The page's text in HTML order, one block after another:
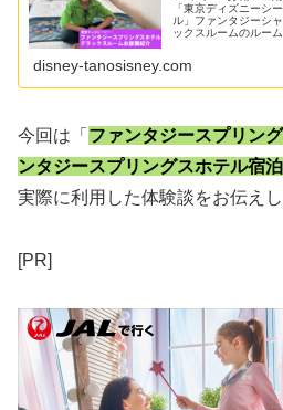
「東京ディズニーシ
ル」ファンタジーシ
ックスルームのルー
disney-tanosisney.com
今回は「 ファンタジースプリン
ンタジースプリングスホテル宿
実際に利用した体験談をお伝えし
[PR]